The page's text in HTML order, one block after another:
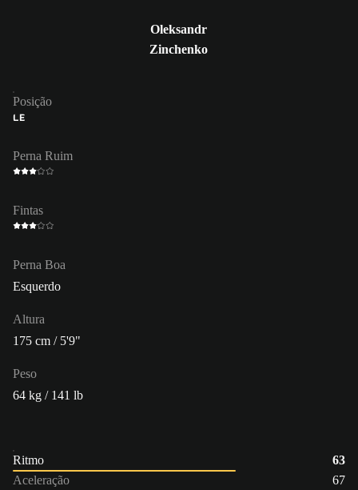
Oleksandr
Zinchenko
Posição
LE
Perna Ruim
Fintas
Perna Boa
Esquerdo
Altura
175 cm / 5'9"
Peso
64 kg / 141 lb
Ritmo
63
Aceleração
67